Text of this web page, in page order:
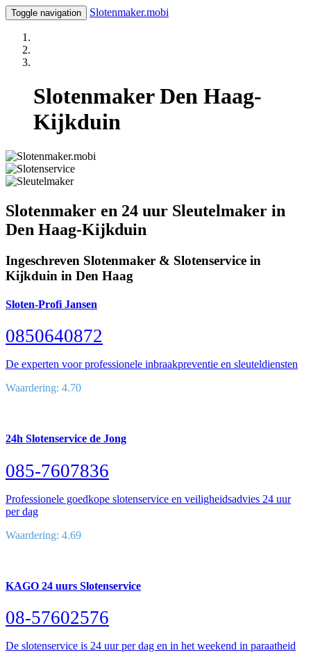
Toggle navigation Slotenmaker.mobi
Slotenmaker Den Haag-
Kijkduin
Slotenmaker en 24 uur Sleutelmaker in
Den Haag-Kijkduin
Ingeschreven Slotenmaker & Slotenservice in
Kijkduin in Den Haag
Sloten-Profi Jansen
0850640872
De experten voor professionele inbraakpreventie en sleuteldiensten
Waardering: 4.70
24h Slotenservice de Jong
085-7607836
Professionele goedkope slotenservice en veiligheidsadvies 24 uur
per dag
Waardering: 4.69
KAGO 24 uurs Slotenservice
08-57602576
De slotenservice is 24 uur per dag en in het weekend in paraatheid